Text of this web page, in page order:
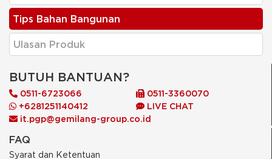
Tips Bahan Bangunan
Ulasan Produk
BUTUH BANTUAN?
0511-6723066
0511-3360070
+6281251140412
LIVE CHAT
it.pgp@gemilang-group.co.id
FAQ
Syarat dan Ketentuan